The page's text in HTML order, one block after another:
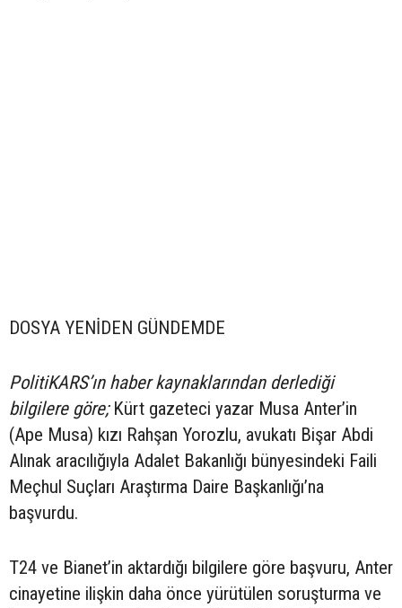
DOSYA YENİDEN GÜNDEMDE
PolitiKARS’ın haber kaynaklarından derlediği
bilgilere göre;Kürt gazeteci yazar Musa Anter’in
(Ape Musa) kızı Rahşan Yorozlu, avukatı Bişar Abdi
Alınak aracılığıyla Adalet Bakanlığı bünyesindeki Faili
Meçhul Suçları Araştırma Daire Başkanlığı’na
başvurdu.
T24 ve Bianet’in aktardığı bilgilere göre başvuru, Anter
cinayetine ilişkin daha önce yürütülen soruşturma ve